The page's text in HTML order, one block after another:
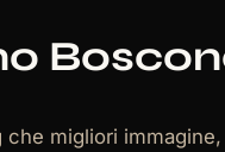
migliori